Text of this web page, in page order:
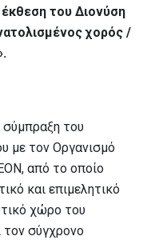
του Διονύση
χορός /
του
με τον Οργανισμό
από το οποίο
και επιμελητικό
χώρο του
τον σύγχρονο